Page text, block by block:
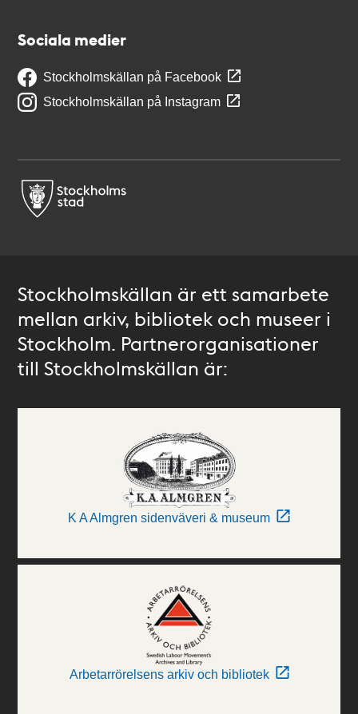
Sociala medier
Stockholmskällan på Facebook
Stockholmskällan på Instagram
Stockholmskällan är ett samarbete
mellan arkiv, bibliotek och museer i
Stockholm. Partnerorganisationer
till Stockholmskällan är:
K A Almgren sidenväveri & museum
Arbetarrörelsens arkiv och bibliotek